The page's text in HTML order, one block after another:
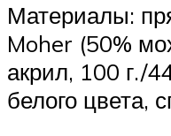
Материалы:
Moher (50%
акрил, 100 г./
белого цвета,